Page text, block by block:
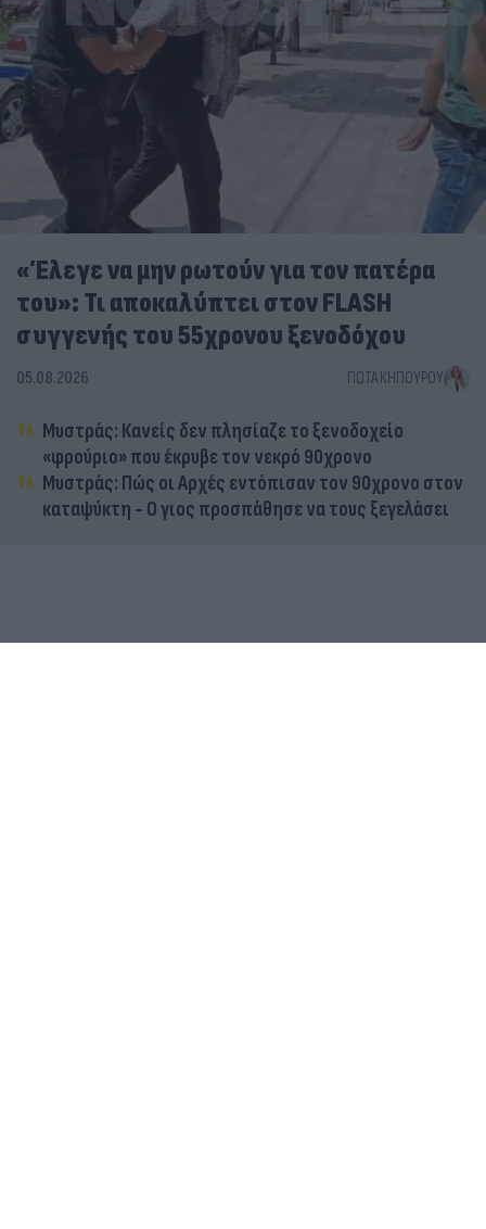
«Έλεγε να μην ρωτούν για τον πατέρα
του»: Τι αποκαλύπτει στον FLASH
συγγενής του 55χρονου ξενοδόχου
05.08.2026 ΓΙΏΤΑ ΚΗΠΟΥΡΟΎ
Μυστράς: Κανείς δεν πλησίαζε το ξενοδοχείο
«φρούριο» που έκρυβε τον νεκρό 90χρονο
Μυστράς: Πώς οι Αρχές εντόπισαν τον 90χρονο στον
καταψύκτη - Ο γιος προσπάθησε να τους ξεγελάσει